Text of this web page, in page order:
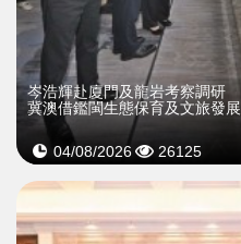
岑浩輝赴廈門及龍岩考察調研
冀澳借鑑閩生態保育及文旅發展
04/08/2026 26125